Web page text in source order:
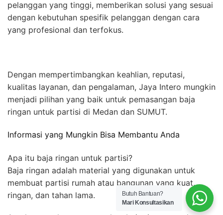
pelanggan yang tinggi, memberikan solusi yang sesuai
dengan kebutuhan spesifik pelanggan dengan cara
yang profesional dan terfokus.
Dengan mempertimbangkan keahlian, reputasi,
kualitas layanan, dan pengalaman, Jaya Intero mungkin
menjadi pilihan yang baik untuk pemasangan baja
ringan untuk partisi di Medan dan SUMUT.
Informasi yang Mungkin Bisa Membantu Anda
Apa itu baja ringan untuk partisi?
Baja ringan adalah material yang digunakan untuk
membuat partisi rumah atau bangunan yang kuat,
ringan, dan tahan lama.
Butuh Bantuan?
Mari Konsultasikan